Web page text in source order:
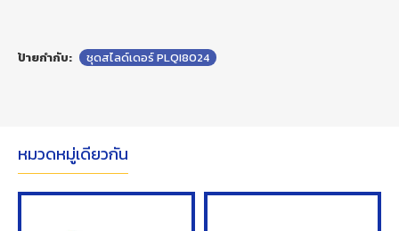
ป้ายกำกับ: ชุดสไลด์เดอร์ PLQI8024
หมวดหมู่เดียวกัน